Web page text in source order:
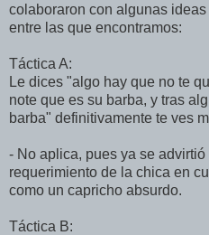
colaboraron con algunas
entre las que encontramos:
Táctica A:
Le dices "algo hay que no te
note que es su barba, y tras
barba" definitivamente te ves
- No aplica, pues ya se
requerimiento de la chica en
como un capricho absurdo.
Táctica B: